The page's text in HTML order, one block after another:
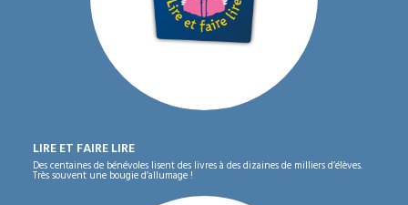
LIRE ET FAIRE LIRE
Des centaines de bénévoles lisent des livres à des dizaines de milliers d’élèves.
Très souvent une bougie d’allumage !